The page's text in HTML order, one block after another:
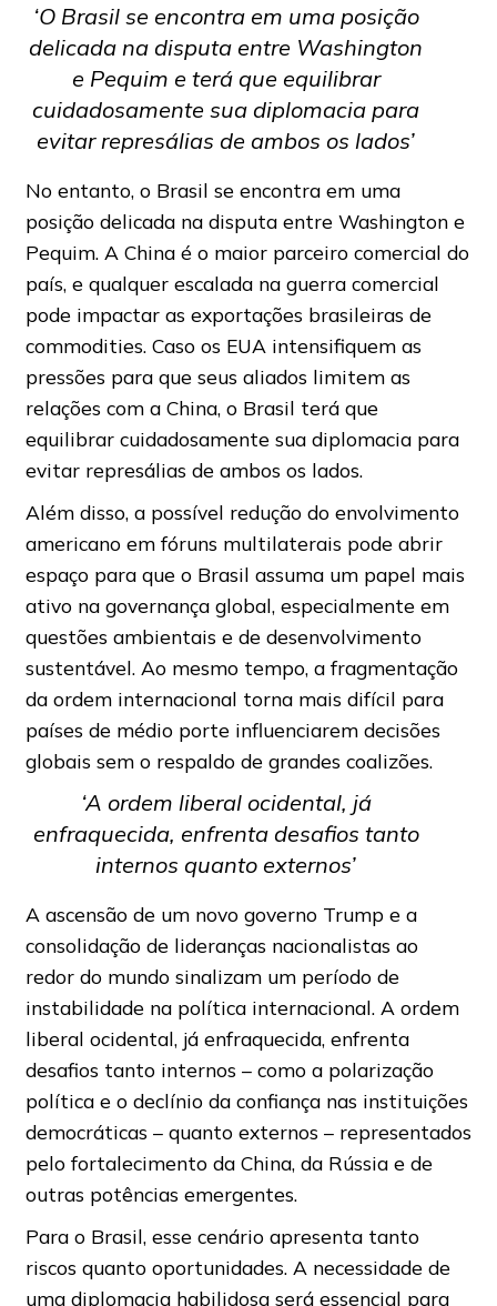
‘O Brasil se encontra em uma posição
delicada na disputa entre Washington
e Pequim e terá que equilibrar
cuidadosamente sua diplomacia para
evitar represálias de ambos os lados’
No entanto, o Brasil se encontra em uma
posição delicada na disputa entre Washington e
Pequim. A China é o maior parceiro comercial do
país, e qualquer escalada na guerra comercial
pode impactar as exportações brasileiras de
commodities. Caso os EUA intensifiquem as
pressões para que seus aliados limitem as
relações com a China, o Brasil terá que
equilibrar cuidadosamente sua diplomacia para
evitar represálias de ambos os lados.
Além disso, a possível redução do envolvimento
americano em fóruns multilaterais pode abrir
espaço para que o Brasil assuma um papel mais
ativo na governança global, especialmente em
questões ambientais e de desenvolvimento
sustentável. Ao mesmo tempo, a fragmentação
da ordem internacional torna mais difícil para
países de médio porte influenciarem decisões
globais sem o respaldo de grandes coalizões.
‘A ordem liberal ocidental, já
enfraquecida, enfrenta desafios tanto
internos quanto externos’
A ascensão de um novo governo Trump e a
consolidação de lideranças nacionalistas ao
redor do mundo sinalizam um período de
instabilidade na política internacional. A ordem
liberal ocidental, já enfraquecida, enfrenta
desafios tanto internos – como a polarização
política e o declínio da confiança nas instituições
democráticas – quanto externos – representados
pelo fortalecimento da China, da Rússia e de
outras potências emergentes.
Para o Brasil, esse cenário apresenta tanto
riscos quanto oportunidades. A necessidade de
uma diplomacia habilidosa será essencial para